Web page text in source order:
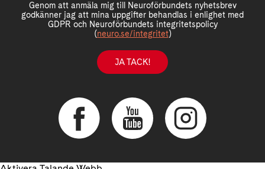
Genom att anmäla mig till Neuroförbundets nyhetsbrev
godkänner jag att mina uppgifter behandlas i enlighet med
GDPR och Neuroförbundets integritetspolicy
(neuro.se/integritet)
JA TACK!